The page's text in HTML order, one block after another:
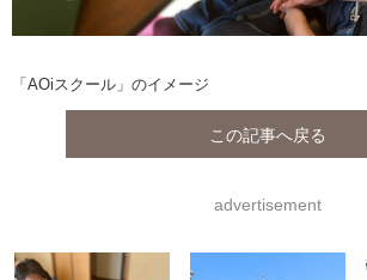
「AOiスクール」のイメージ
この記事へ戻る
advertisement